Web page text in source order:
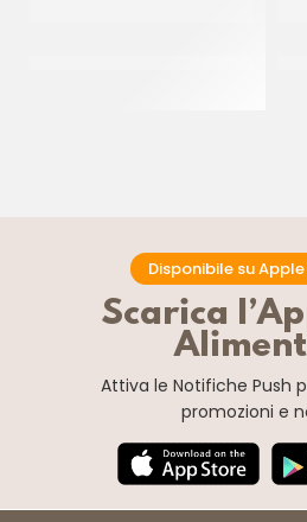
Disponibile su
Scarica
Attiva le Notifiche Push
promozioni e